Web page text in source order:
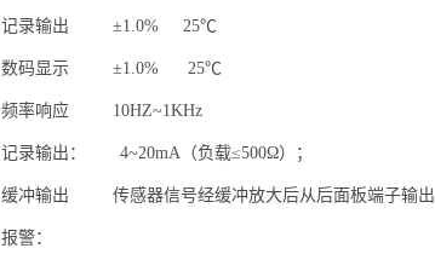
记录输出 ±1.0% 25℃
数码显示 ±1.0% 25℃
频率响应 10HZ~1KHz
记录输出： 4~20mA（负载≤500Ω）；
缓冲输出 传感器信号经缓冲放大后从后面板端子输出
报警：